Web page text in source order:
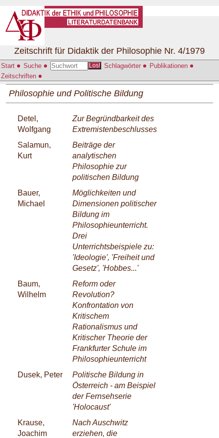
Start Suche Los! Schlagwörter
Publikationen
Zeitschriften
Zeitschrift für Didaktik der Philosophie Nr. 4/1979
Philosophie und Politische Bildung
Detel,
Wolfgang
Zur Begründbarkeit des
Extremistenbeschlusses
Salamun,
Kurt
Beiträge der
analytischen
Philosophie zur
politischen Bildung
Bauer,
Michael
Möglichkeiten und
Dimensionen politischer
Bildung im
Philosophieunterricht.
Drei
Unterrichtsbeispiele zu:
'Ideologie', 'Freiheit und
Gesetz', 'Hobbes...'
Baum,
Wilhelm
Reform oder
Revolution?
Konfrontation von
Kritischem
Rationalismus und
Kritischer Theorie der
Frankfurter Schule im
Philosophieunterricht
Dusek, Peter
Politische Bildung in
Österreich - am Beispiel
der Fernsehserie
'Holocaust'
Krause,
Joachim
Nach Auschwitz
erziehen, die